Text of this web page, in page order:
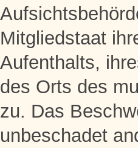
Mitgliedstaat
Aufenthalts,
des Orts des
zu. Das
unbeschadet